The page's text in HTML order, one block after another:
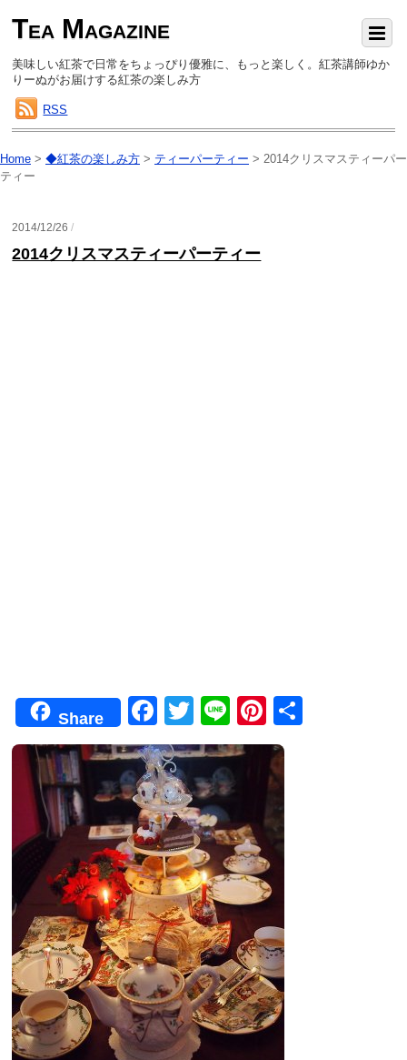
Tea Magazine
美味しい紅茶で日常をちょっぴり優雅に、もっと楽しく。紅茶講師ゆか
りーぬがお届けする紅茶の楽しみ方
RSS
Home > ◆紅茶の楽しみ方 > ティーパーティー > 2014クリスマスティーパー
ティー
2014/12/26/
2014クリスマスティーパーティー
Share
F
a
c
e
b
o
o
k
T
wi
tt
er
Li
n
e
Pi
nt
er
e
st